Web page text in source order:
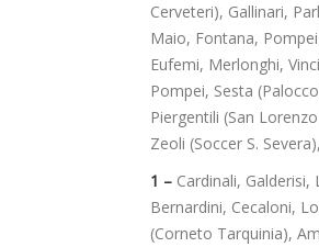
Cerveteri), Gallinari,
Maio, Fontana,
Eufemi, Merlonghi,
Pompei, Sesta
Piergentili (San
Zeoli (Soccer S.
1 – Cardinali,
Bernardini, Cecaloni,
(Corneto Tarquinia),